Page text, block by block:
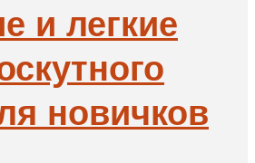
и легкие
новичков